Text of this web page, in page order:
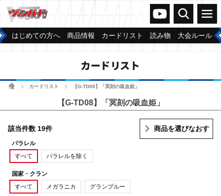
ヴァンガードch
検索 メニュー
はじめての方へ 商品情報 カードリスト 読み物 大会ルール
カードリスト
ホームカードリスト 【G-TD08】「冥刻の吸血姫」
【G-TD08】「冥刻の吸血姫」
該当件数 19件 商品を選びなおす
パラレル
すべて
パラレルを除く
国家・クラン
すべて
メガラニカ グランブルー